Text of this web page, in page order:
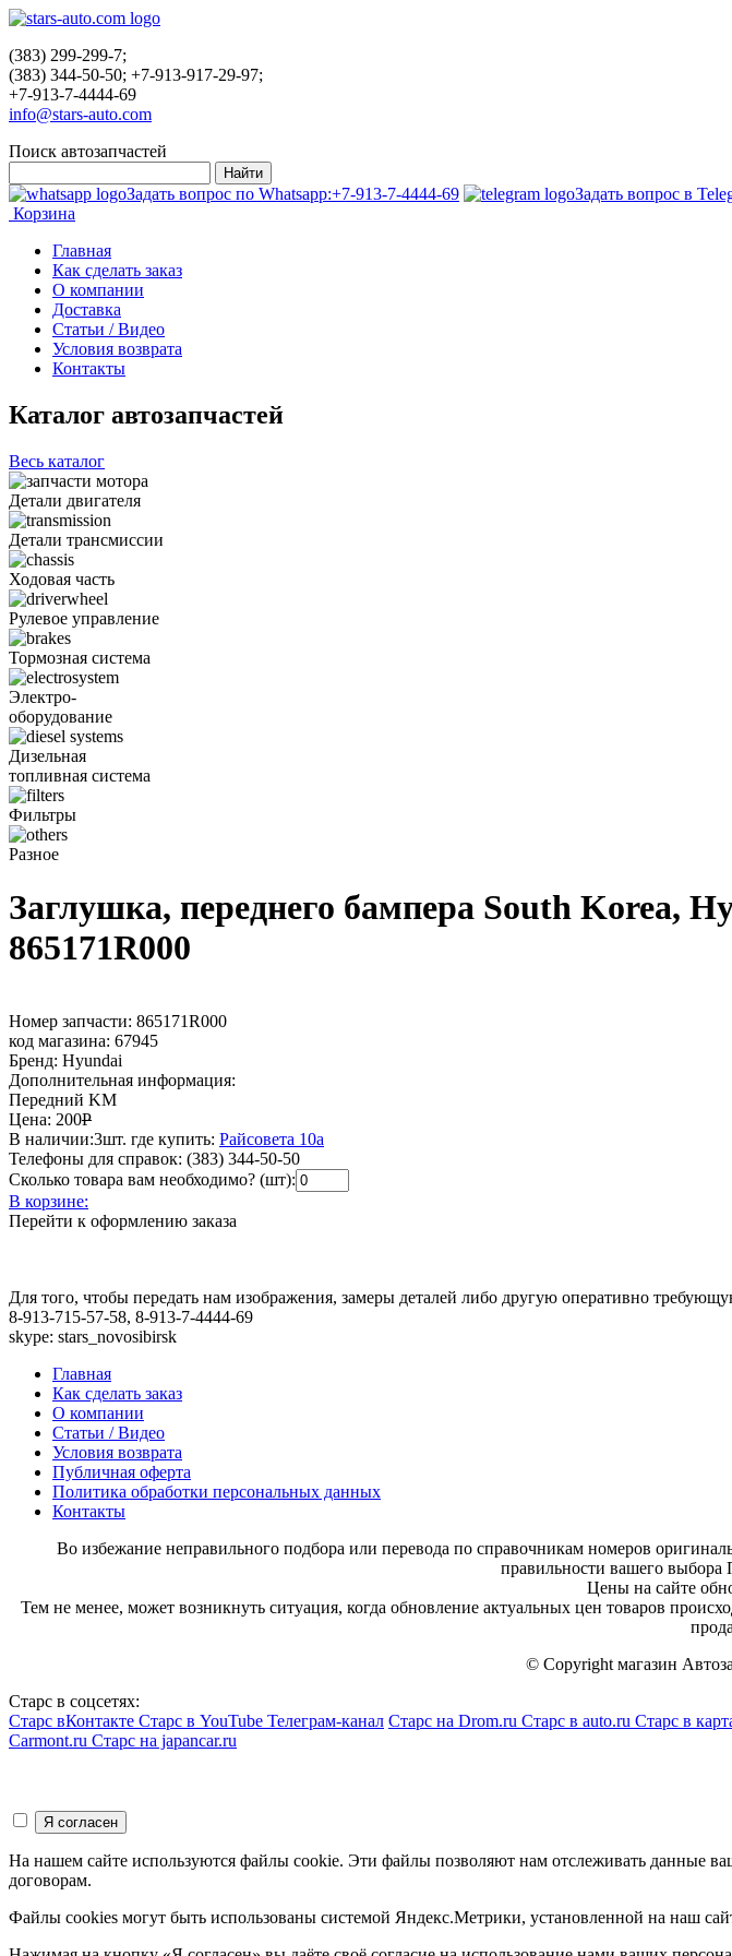
(383) 299-299-7;
(383) 344-50-50; +7-913-917-29-97;
+7-913-7-4444-69
info@stars-auto.com
Поиск автозапчастей
Задать вопрос по Whatsapp:+7-913-7-4444-69 Задать вопрос в
Корзина
Главная
Как сделать заказ
О компании
Доставка
Статьи / Видео
Условия возврата
Контакты
Каталог автозапчастей
Весь каталог
Детали двигателя
Детали трансмиссии
Ходовая часть
Рулевое управление
Тормозная система
Электро-
оборудование
Дизельная
топливная система
Фильтры
Разное
Заглушка, переднего бампера South Korea,
865171R000
Номер запчасти: 865171R000
код магазина: 67945
Бренд: Hyundai
Дополнительная информация:
Передний KM
Цена: 200Р
В наличии:3шт. где купить: Райсовета 10а
Телефоны для справок: (383) 344-50-50
Сколько товара вам необходимо? (шт):
В корзине:
Перейти к оформлению заказа
Для того, чтобы передать нам изображения, замеры деталей либо другую оперативно
8-913-715-57-58, 8-913-7-4444-69
skype: stars_novosibirsk
Главная
Как сделать заказ
О компании
Статьи / Видео
Условия возврата
Публичная оферта
Политика обработки персональных данных
Контакты
Во избежание неправильного подбора или перевода по справочникам номеров
правильности вашего
Цены на сайте
Тем не менее, может возникнуть ситуация, когда обновление актуальных цен товаров
© Copyright магазин
Старс в соцсетях:
Старс вКонтакте Старс в YouTube Телеграм-канал Старс на Drom.ru Старс в auto.ru Старс в
Carmont.ru Старс на japancar.ru
На нашем сайте используются файлы cookie. Эти файлы позволяют нам отслеживать данные
договорам.
Файлы cookies могут быть использованы системой Яндекс.Метрики, установленной на наш